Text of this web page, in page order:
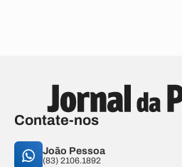
Contate-nos
João Pessoa
(83) 2106.1892